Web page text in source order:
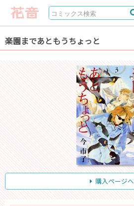
楽園まであともうちょっと
購入ページへ